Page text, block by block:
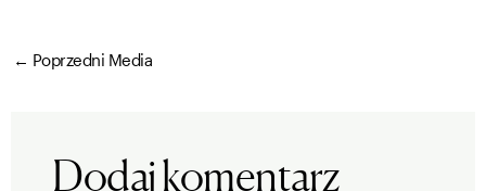
← Poprzedni Media
Dodaj komentarz